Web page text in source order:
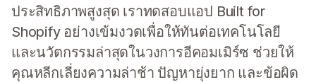
ประสิทธิภาพสูงสุด เราทดสอบแอป Built for
Shopify อย่างเข้มงวดเพื่อให้ทันต่อเทคโนโลยี
และนวัตกรรมล่าสุดในวงการอีคอมเมิร์ซ ช่วยให้
คุณหลีกเลี่ยงความล่าช้า ปัญหายุ่งยาก และข้อผิด